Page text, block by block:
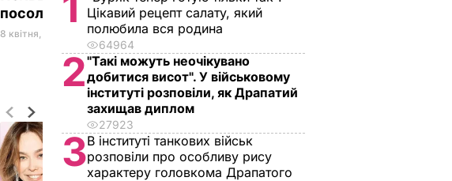
посольством РФ
8 квітня, 22.40 ПОЛІТИКА
Цікавий рецепт салату, який
полюбила вся родина
64964
2"Такі можуть неочікувано
добитися висот". У військовому
інституті розповіли, як Драпатий
захищав диплом
27923
3В інституті танкових військ
розповіли про особливу рису
характеру головкома Драпатого